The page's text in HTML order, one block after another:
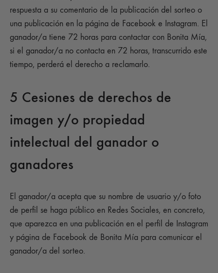
respuesta a su comentario de la publicación del sorteo o
una publicación en la página de Facebook e Instagram. El
ganador/a tiene 72 horas para contactar con Bonita Mía,
si el ganador/a no contacta en 72 horas, transcurrido este
tiempo, perderá el derecho a reclamarlo.
5 Cesiones de derechos de
imagen y/o propiedad
intelectual del ganador o
ganadores
El ganador/a acepta que su nombre de usuario y/o foto
de perfil se haga público en Redes Sociales, en concreto,
que aparezca en una publicación en el perfil de Instagram
y página de Facebook de Bonita Mía para comunicar el
ganador/a del sorteo.